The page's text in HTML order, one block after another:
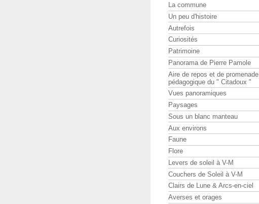
La commune
Un peu d'histoire
Autrefois
Curiosités
Patrimoine
Panorama de Pierre Pamole
Aire de repos et de promenade
pédagogique du " Citadoux "
Vues panoramiques
Paysages
Sous un blanc manteau
Aux environs
Faune
Flore
Levers de soleil à V-M
Couchers de Soleil à V-M
Clairs de Lune & Arcs-en-ciel
Averses et orages